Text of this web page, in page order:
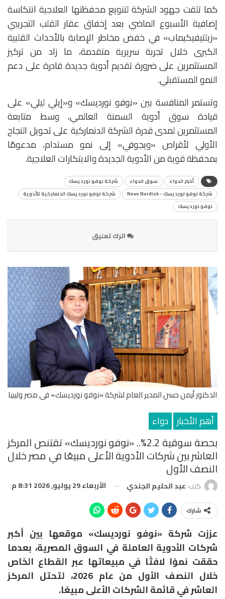
كما تلقت جهود الشركة لتنويع محفظتها العلاجية انتكاسة
إضافية الأسبوع الماضي بعد إخفاق عقار القلب التجريبي
«زيلتيفيكيماب» في خفض مخاطر الإصابة بالأحداث القلبية
الكبرى خلال تجربة سريرية متقدمة، ما زاد من تركيز
المستثمرين على ضرورة تقديم أدوية جديدة قادرة على دعم
النمو المستقبلي.
وتستمر المنافسة بين «نوفو نورديسك» و«إيلي ليلي» على
قيادة سوق أدوية السمنة العالمي، وسط متابعة
المستثمرين لمدى قدرة الشركة الدنماركية على تحويل النجاح
الأولي لأقراص «ويجوفي» إلى نمو مستدام، مدعومًا
بمحفظة قوية من الأدوية الجديدة والابتكارات العلاجية.
أخبار الدواء سوق الدواء
شركة نوفو نورديسك
شركة نوفو نورديسك - Novo Nordisk
شركة نوفو نورديسك الدنماركية للأدوية
نوفو نورديسك
اترك تعليق
الدكتور أيمن حسن المدير العام لشركة «نوفو نورديسك» فى مصر وليبيا
أهم الأخبار دواء
بحصة سوقية 2.2%.. «نوفو نورديسك» تقتنص المركز
العاشر بين شركات الأدوية الأعلى مبيعًا في مصر خلال
النصف الأول
كتب عبد الحليم الجندي الأربعاء 29 يوليو, 2026 8:31 م
شارك
عززت شركة «نوفو نورديسك» موقعها بين أكبر
شركات الأدوية العاملة في السوق المصرية، بعدما
حققت نموًا لافتًا في مبيعاتها عبر القطاع الخاص
خلال النصف الأول من عام 2026، لتحتل المركز
العاشر في قائمة الشركات الأعلى مبيعًا.